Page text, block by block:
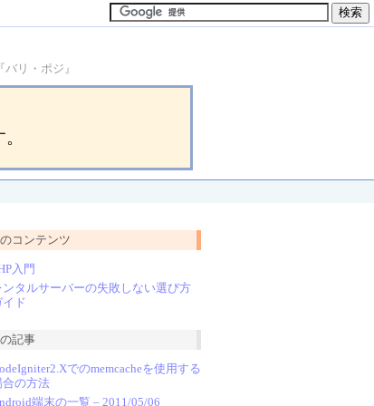
リ・ポジ』
コンテンツ
入門
ンタルサーバーの失敗しない選び方
イド
記事
でのmemcacheを使用する
合の方法
端末の一覧 – 2011/05/06